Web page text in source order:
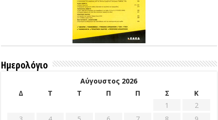
Ημερολόγιο
Αύγουστος 2026
Δ
Τ Τ Π Π Σ
Κ
1
2